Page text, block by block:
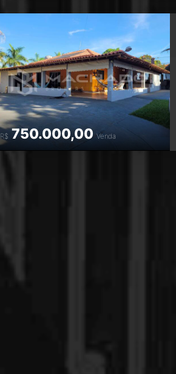
R$750.000,00Venda